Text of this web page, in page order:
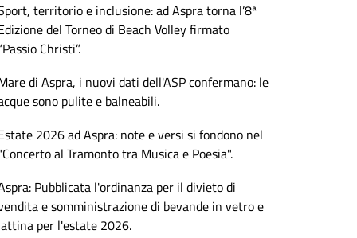
territorio e inclusione: ad Aspra torna l’8ª
del Torneo di Beach Volley firmato
Christi”.
di Aspra, i nuovi dati dell'ASP confermano: le
sono pulite e balneabili.
2026 ad Aspra: note e versi si fondono nel
al Tramonto tra Musica e Poesia".
Pubblicata l'ordinanza per il divieto di
e somministrazione di bevande in vetro e
per l'estate 2026.